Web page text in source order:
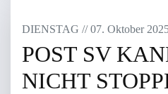
DIENSTAG // 07. Oktober
POST SV
NICHT